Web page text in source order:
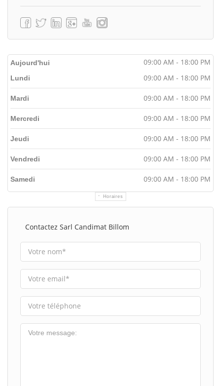
Aujourd'hui 09:00 AM - 18:00 PM
Horaires
Lundi 09:00 AM - 18:00 PM
Mardi 09:00 AM - 18:00 PM
Mercredi 09:00 AM - 18:00 PM
Jeudi 09:00 AM - 18:00 PM
Vendredi 09:00 AM - 18:00 PM
Samedi 09:00 AM - 18:00 PM
Contactez Sarl Candimat Billom